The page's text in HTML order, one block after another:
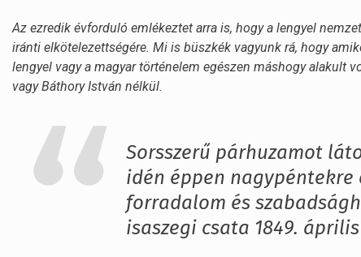
Az ezredik évforduló emlékeztet arra is, hogy a lengyel
iránti elkötelezettségére. Mi is büszkék vagyunk rá, hogy
lengyel vagy a magyar történelem egészen máshogy alakult
vagy Báthory István nélkül.
Sorsszerű párhuzamot
idén éppen nagypéntekre
forradalom és
isaszegi csata 1849.